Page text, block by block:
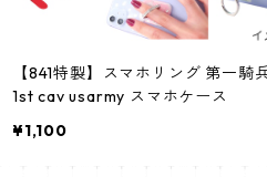
【841特製】スマホリング 第一騎
1st cav usarmy スマホケース
¥1,100